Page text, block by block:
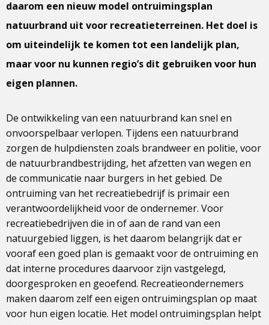
daarom een nieuw model ontruimingsplan
natuurbrand uit voor recreatieterreinen. Het doel is
om uiteindelijk te komen tot een landelijk plan,
maar voor nu kunnen regio’s dit gebruiken voor hun
eigen plannen.
De ontwikkeling van een natuurbrand kan snel en
onvoorspelbaar verlopen. Tijdens een natuurbrand
zorgen de hulpdiensten zoals brandweer en politie, voor
de natuurbrandbestrijding, het afzetten van wegen en
de communicatie naar burgers in het gebied. De
ontruiming van het recreatiebedrijf is primair een
verantwoordelijkheid voor de ondernemer. Voor
recreatiebedrijven die in of aan de rand van een
natuurgebied liggen, is het daarom belangrijk dat er
vooraf een goed plan is gemaakt voor de ontruiming en
dat interne procedures daarvoor zijn vastgelegd,
doorgesproken en geoefend. Recreatieondernemers
maken daarom zelf een eigen ontruimingsplan op maat
voor hun eigen locatie. Het model ontruimingsplan helpt